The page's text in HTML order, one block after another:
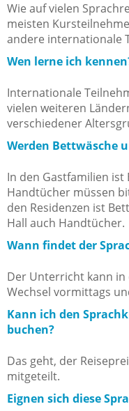
Wie auf vielen
meisten
andere internationale
Wen lerne ich
Internationale
vielen weiteren
verschiedener
Werden Bettwäsche
In den Gastfamilien
Handtücher müssen
den Residenzen ist
Hall auch Handtücher.
Wann findet der
Der Unterricht kann
Wechsel vormittags
Kann ich den
buchen?
Das geht, der
mitgeteilt.
Eignen sich diese